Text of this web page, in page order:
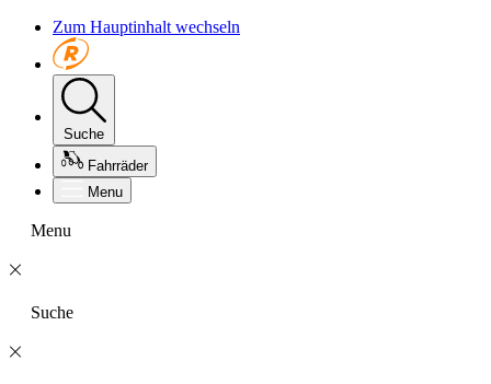
Zum Hauptinhalt wechseln
Suche
Fahrräder
Menu
Menu
Suche